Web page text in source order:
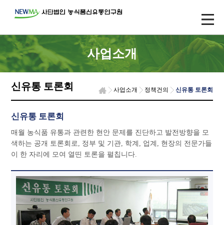
사업소개
신유통 토론회 사업소개 정책건의 신유통 토론회
신유통 토론회
매월 농식품 유통과 관련한 현안 문제를 진단하고 발전방향을 모
색하는 공개 토론회로, 정부 및 기관, 학계, 업계, 현장의 전문가들
이 한 자리에 모여 열띤 토론을 펼칩니다.